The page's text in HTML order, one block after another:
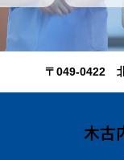
〒049-0422
木古